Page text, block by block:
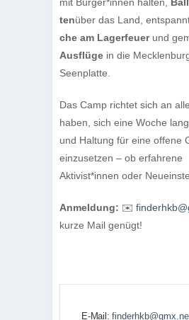
tenüber das Land,
che am Lager­feuerund
Aus­flüge in die
Seenplatte.
Das Camp rich­tet sich an
haben, sich eine Woche
und Hal­tung für eine offene
ein­zu­set­zen – ob erfah­rene
Aktivist*innen oder
Anmel­dung: ✉️
kurze Mail genügt!
E-Mail: